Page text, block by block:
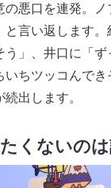
悪口を連発。ノ
と言い返します
う」、井口に「
いちツッコんで
出します。
くないのは